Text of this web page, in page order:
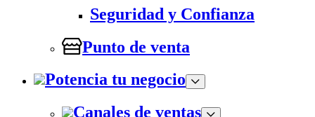
Seguridad y Confianza
Punto de venta
Potencia tu negocio
Canales de ventas